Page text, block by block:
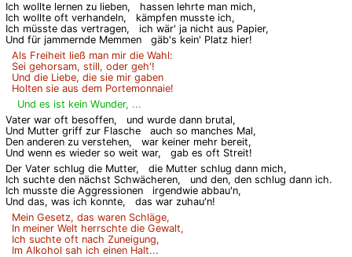
Ich wollte lernen zu lieben,
hassen lehrte man mich,
Ich wollte oft verhandeln,
kämpfen musste ich,
Ich müsste das vertragen,
ich wär' ja nicht aus Papier,
Und für jammernde Memmen
gäb's kein' Platz hier!
Als Freiheit ließ man mir die Wahl:
Sei gehorsam, still, oder geh'!
Und die Liebe, die sie mir gaben
Holten sie aus dem Portemonnaie!
Und es ist kein Wunder, ...
Vater war oft besoffen,
und wurde dann brutal,
Und Mutter griff zur Flasche
auch so manches Mal,
Den anderen zu verstehen,
war keiner mehr bereit,
Und wenn es wieder so weit war,
gab es oft Streit!
Der Vater schlug die Mutter,
die Mutter schlug dann mich,
Ich suchte den nächst Schwächeren,
und den, den schlug dann ich.
Ich musste die Aggressionen
irgendwie abbau'n,
Und das, was ich konnte,
das war zuhau'n!
Mein Gesetz, das waren Schläge,
In meiner Welt herrschte die Gewalt,
Ich suchte oft nach Zuneigung,
Im Alkohol sah ich einen Halt...